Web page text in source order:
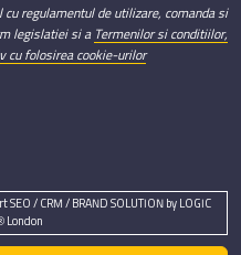
regulamentul de utilizare, comanda si
legislatiei si a Termenilor si conditiilor,
cu folosirea cookie-urilor
SEO / CRM / BRAND SOLUTION by LOGIC
London